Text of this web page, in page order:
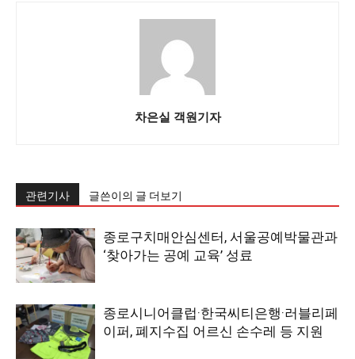
차은실 객원기자
관련기사 글쓴이의 글 더보기
종로구치매안심센터, 서울공예박물관과
‘찾아가는 공예 교육’ 성료
종로시니어클럽·한국씨티은행·러블리페
이퍼, 폐지수집 어르신 손수레 등 지원